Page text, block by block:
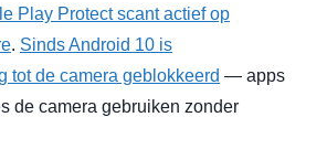
Play Protect scant actief op
. Sinds Android 10 is
tot de camera geblokkeerd — apps
de camera gebruiken zonder